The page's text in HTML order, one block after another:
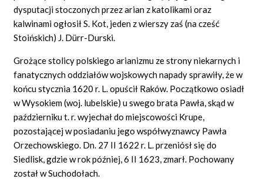
dysputacji stoczonych przez arian z katolikami oraz
kalwinami ogłosił S. Kot, jeden z wierszy zaś (na cześć
Stoińskich) J. Dürr-Durski.
Grożące stolicy polskiego arianizmu ze strony niekarnych i
fanatycznych oddziałów wojskowych napady sprawiły, że w
końcu stycznia 1620 r. L. opuścił Raków. Początkowo osiadł
w Wysokiem (woj. lubelskie) u swego brata Pawła, skąd w
październiku t. r. wyjechał do miejscowości Krupe,
pozostającej w posiadaniu jego współwyznawcy Pawła
Orzechowskiego. Dn. 27 II 1622 r. L. przeniósł się do
Siedlisk, gdzie w rok później, 6 II 1623, zmarł. Pochowany
został w Suchodołach.